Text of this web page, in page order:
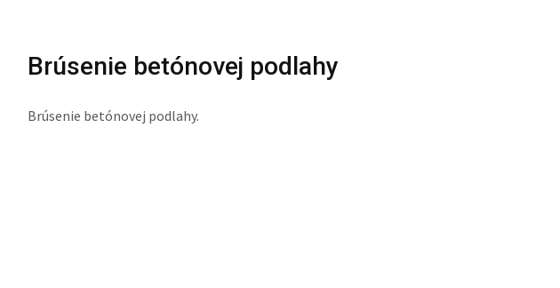
Brúsenie betónovej podlahy
Brúsenie betónovej podlahy.